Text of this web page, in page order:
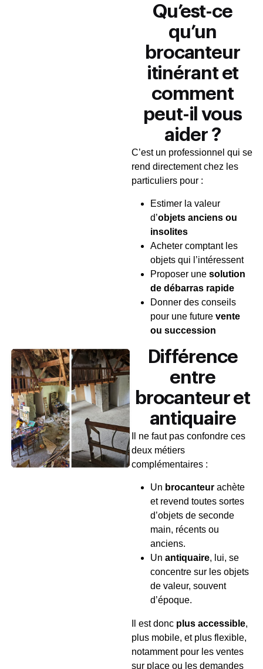
Qu’est-ce
qu’un
brocanteur
itinérant et
comment
peut-il vous
aider ?
C’est un professionnel qui se
rend directement chez les
particuliers pour :
Estimer la valeur
d’objets anciens ou
insolites
Acheter comptant les
objets qui l’intéressent
Proposer une solution
de débarras rapide
Donner des conseils
pour une future vente
ou succession
Différence
entre
brocanteur et
antiquaire
Il ne faut pas confondre ces
deux métiers
complémentaires :
Un brocanteur achète
et revend toutes sortes
d’objets de seconde
main, récents ou
anciens.
Un antiquaire, lui, se
concentre sur les objets
de valeur, souvent
d’époque.
Il est donc plus accessible,
plus mobile, et plus flexible,
notamment pour les ventes
sur place ou les demandes